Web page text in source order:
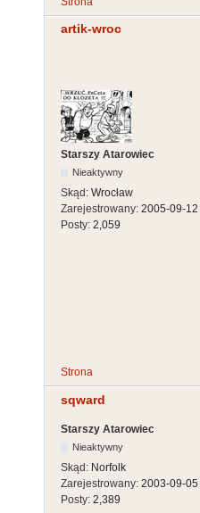
artik-wroc
Starszy Atarowiec
Nieaktywny
Skąd: Wrocław
Zarejestrowany: 2005-09-12
Posty: 2,059
Strona
sqward
Starszy Atarowiec
Nieaktywny
Skąd: Norfolk
Zarejestrowany: 2003-09-05
Posty: 2,389